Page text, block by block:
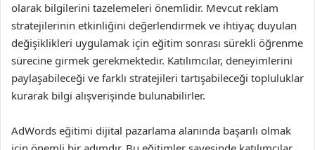
olarak bilgilerini tazelemeleri önemlidir. Mevcut reklam
stratejilerinin etkinliğini değerlendirmek ve ihtiyaç duyulan
değişiklikleri uygulamak için eğitim sonrası sürekli öğrenme
sürecine girmek gerekmektedir. Katılımcılar, deneyimlerini
paylaşabileceği ve farklı stratejileri tartışabileceği topluluklar
kurarak bilgi alışverişinde bulunabilirler.
AdWords eğitimi dijital pazarlama alanında başarılı olmak